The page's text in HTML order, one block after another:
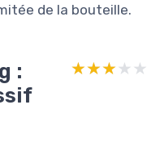
de la bouteille.
:
★★★★★
★★★★★